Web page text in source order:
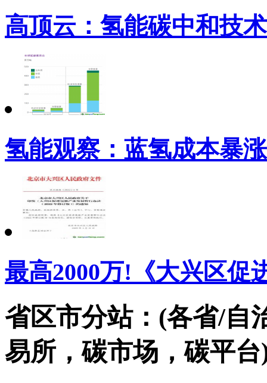
高顶云：氢能碳中和技
氢能观察：蓝氢成本暴
最高2000万!《大兴区促
省区市分站：(各省/自
易所，碳市场，碳平台